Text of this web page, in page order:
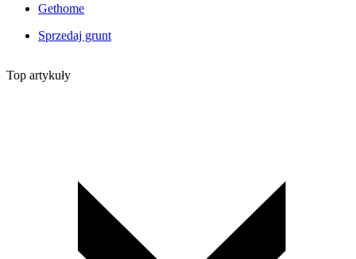
Gethome
Sprzedaj grunt
Top artykuły